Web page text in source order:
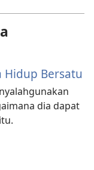
Hidup Bersatu
dia dapat